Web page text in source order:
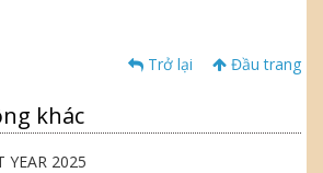
Trở lại Đầu trang
khác
YEAR 2025